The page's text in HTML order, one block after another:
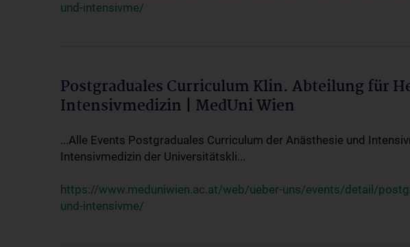
und-intensivme/
Postgraduales Curriculum Klin. Abteilung für
Intensivmedizin | MedUni Wien
...Alle Events Postgraduales Curriculum der Anästhesie und
Intensivmedizin der Universitätskli...
https://www.meduniwien.ac.at/web/ueber-uns/events/detail/
und-intensivme/